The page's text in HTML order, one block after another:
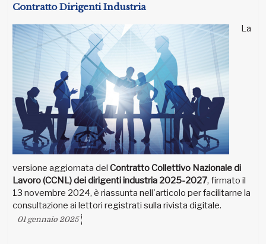
Contratto Dirigenti Industria
La
versione aggiornata del Contratto Collettivo Nazionale di
Lavoro (CCNL) dei dirigenti industria 2025-2027, firmato il
13 novembre 2024, è riassunta nell'articolo per facilitarne la
consultazione ai lettori registrati sulla rivista digitale.
01 gennaio 2025